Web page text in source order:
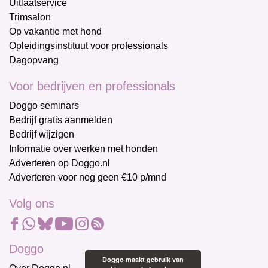
Uitlaatservice
Trimsalon
Op vakantie met hond
Opleidingsinstituut voor professionals
Dagopvang
Voor bedrijven en professionals
Doggo seminars
Bedrijf gratis aanmelden
Bedrijf wijzigen
Informatie over werken met honden
Adverteren op Doggo.nl
Adverteren voor nog geen €10 p/mnd
Volg ons
Doggo
Doggo maakt gebruik van